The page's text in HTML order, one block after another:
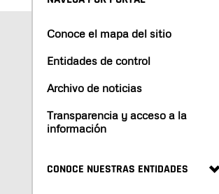
Conoce el mapa del sitio
Entidades de control
Archivo de noticias
Transparencia y acceso a la
información
CONOCE NUESTRAS ENTIDADES